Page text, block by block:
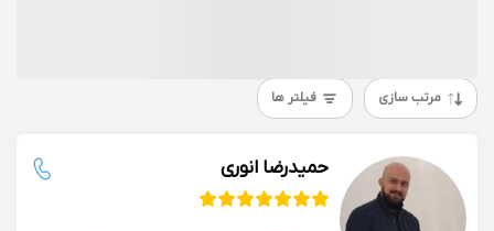
مرتب سازی فیلتر ها
حمیدرضا انوری